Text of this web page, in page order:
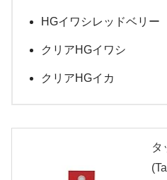
HGイワシレッドベリー
クリアHGイワシ
クリアHGイカ
タ